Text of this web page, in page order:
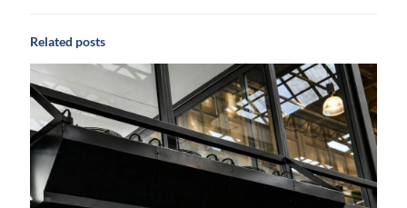
Related posts